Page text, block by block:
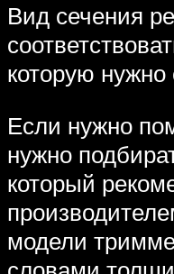
Вид сечения
которую нужно
Если нужно
нужно
который
модели